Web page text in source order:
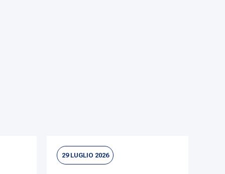
29 LUGLIO 2026